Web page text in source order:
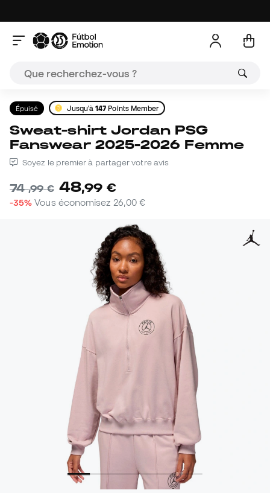
Épuisé Jusqu'à147 Points Member
Sweat-shirt Jordan PSG
Fanswear 2025-2026 Femme
Soyez le premier à partager votre avis
74,99 € 48,99 €
-35% Vous économisez 26,00 €